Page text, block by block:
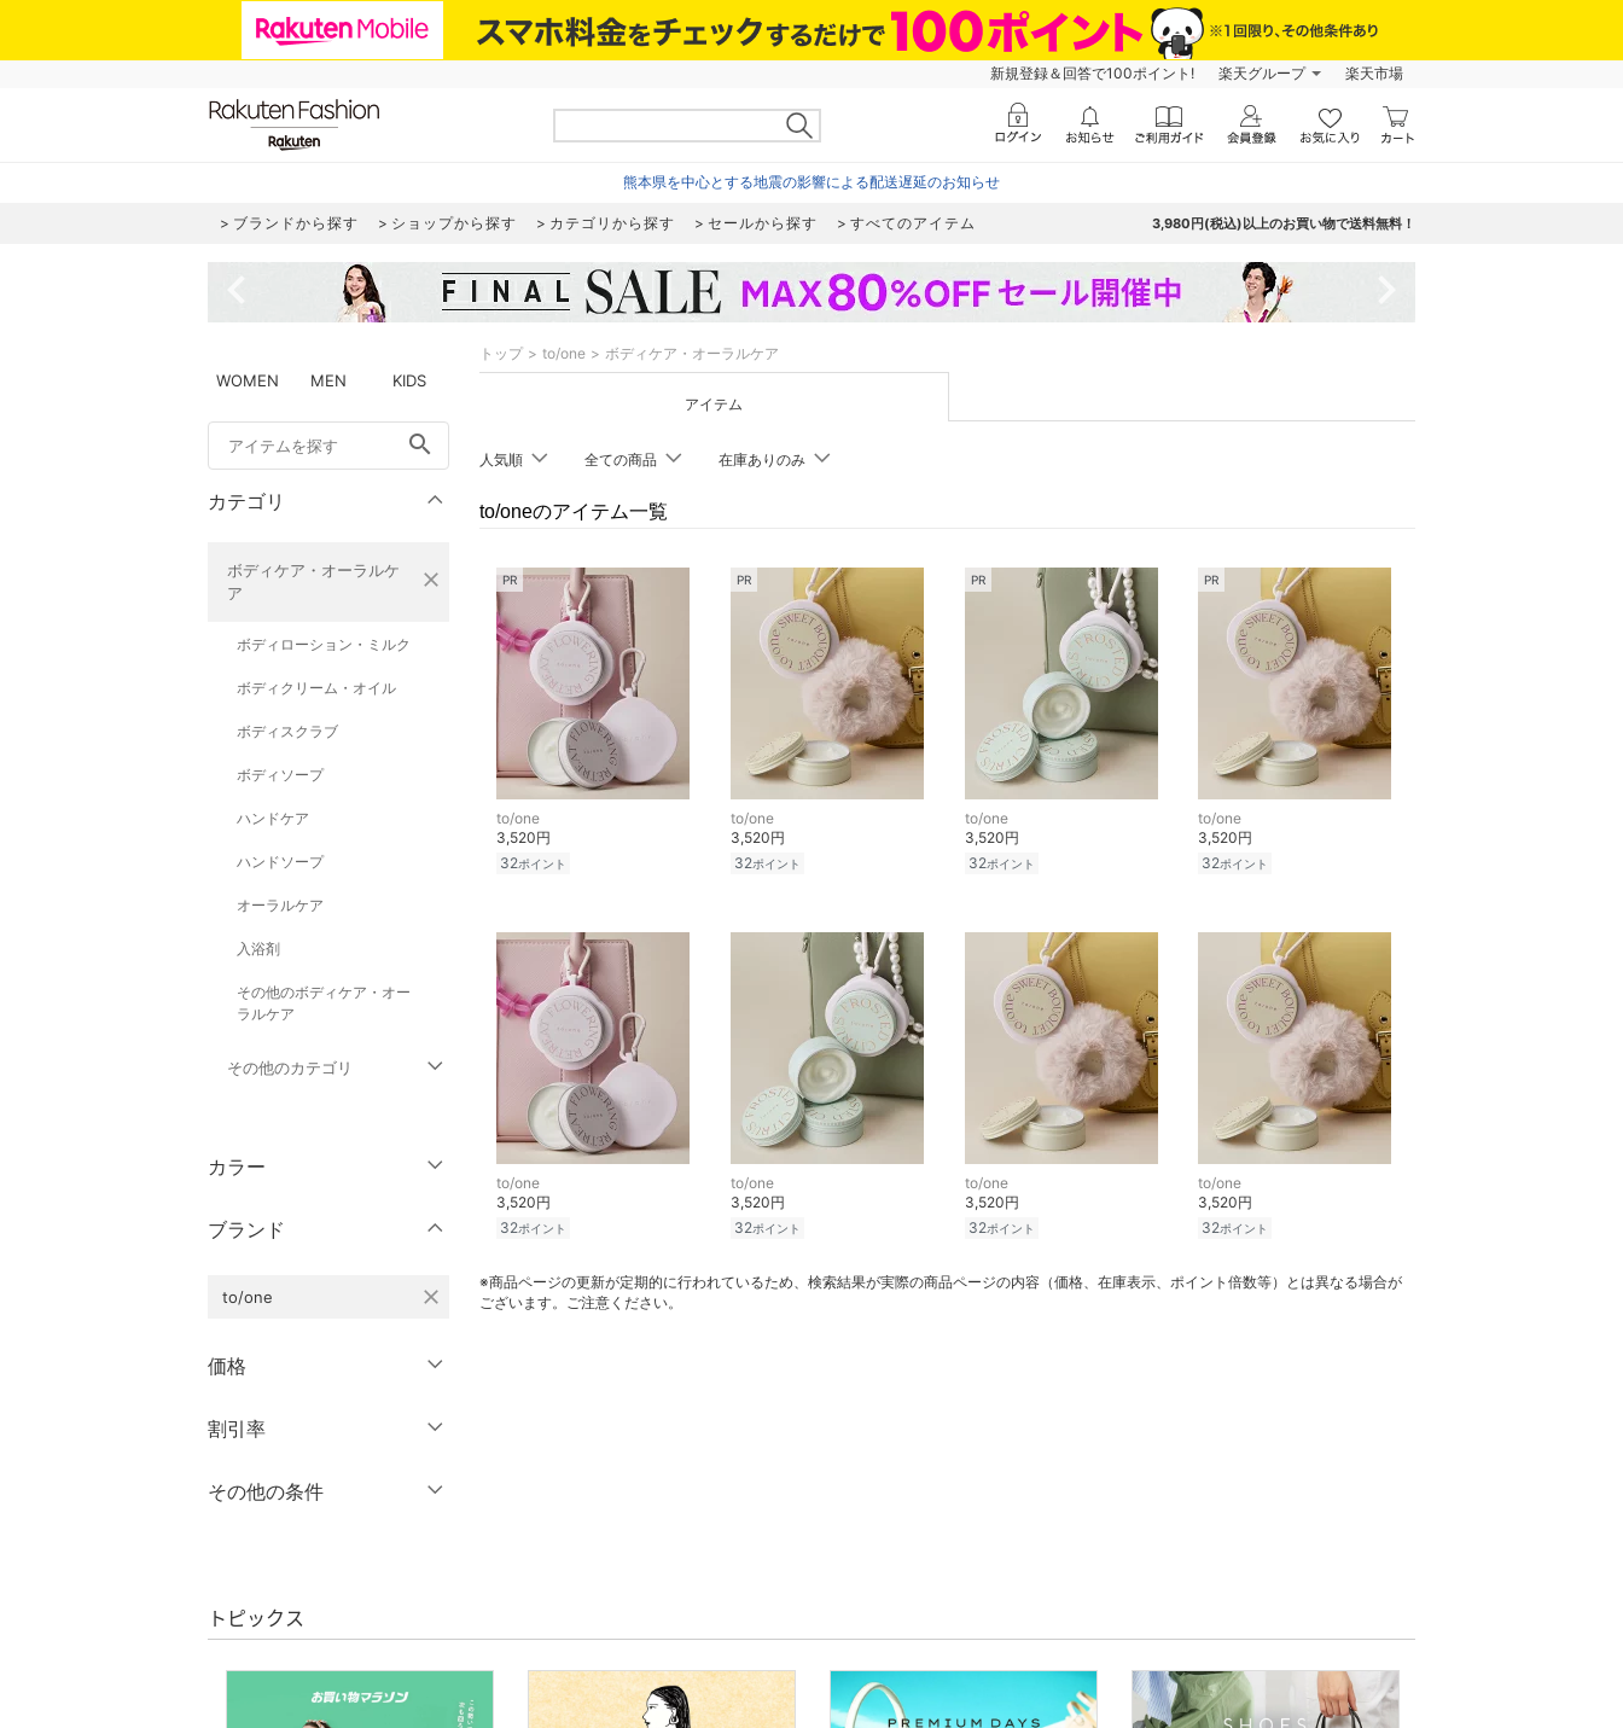
新規登録＆回答で100ポイント! 楽天グループ 楽天市場
熊本県を中心とする地震の影響による配送遅延のお知らせ
ブランドから探す ショップから探す カテゴリから探す セールから探す すべてのアイテム 3,980円(税込)以上のお買い物で送料無料！
WOMEN MEN KIDS
search
カテゴリ
ボディケア・オーラルケ
ア
close
ボディローション・ミルク
ボディクリーム・オイル
ボディスクラブ
ボディソープ
ハンドケア
ハンドソープ
オーラルケア
入浴剤
その他のボディケア・オー
ラルケア
その他のカテゴリ
パンツ
ワンピース・ドレス
スカート
ーオール
バッグ
ファッション雑貨
カラー
クリア
ブランド
to/one close
価格
絞り込み
割引率
％OFF～ ％OFF
その他の条件
クリア 絞り込み
トップ to/one ボディケア・オーラルケア
アイテム
人気順 全ての商品 在庫ありのみ
to/oneのアイテム一覧
PR
to/one
3,520円
32ポイント
PR
to/one
3,520円
32ポイント
PR
to/one
3,520円
32ポイント
PR
to/one
3,520円
32ポイント
to/one
3,520円
32ポイント
to/one
3,520円
32ポイント
to/one
3,520円
32ポイント
to/one
3,520円
32ポイント
※商品ページの更新が定期的に行われているため、検索結果が実際の商品ページの内容（価格、在庫表示、ポイント倍数等）とは異なる場合が
ございます。ご注意ください。
トピックス